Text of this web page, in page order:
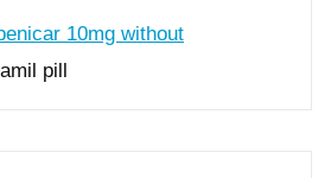
10mg without
pill